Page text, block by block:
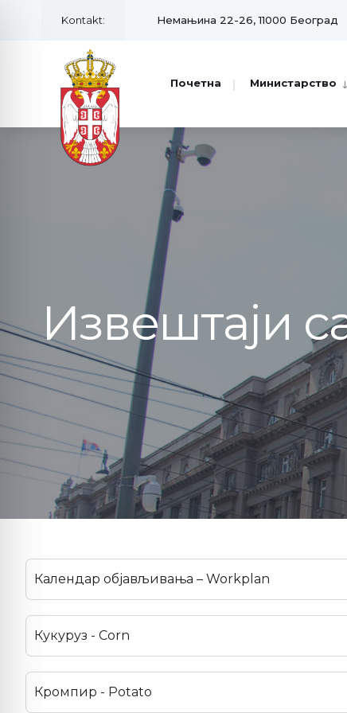
Kontakt: Немањина 22-26, 11000 Београд
Почетна Министарство
Извештаји
Календар објављивања – Workplan
Кукуруз - Corn
Кромпир - Potato